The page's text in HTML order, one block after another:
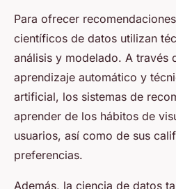
Para ofrecer
científicos de datos utilizan
análisis y modelado. A través
aprendizaje automático y
artificial, los sistemas de
aprender de los hábitos de
usuarios, así como de sus
preferencias.
Además, la ciencia de datos